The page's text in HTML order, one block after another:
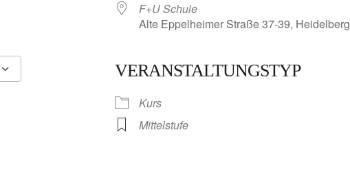
Google Kalender
F+U Schule
Alte Eppelheimer Straße 37-39, Heidelberg
VERANSTALTUNGSTYP
Kurs
Mittelstufe